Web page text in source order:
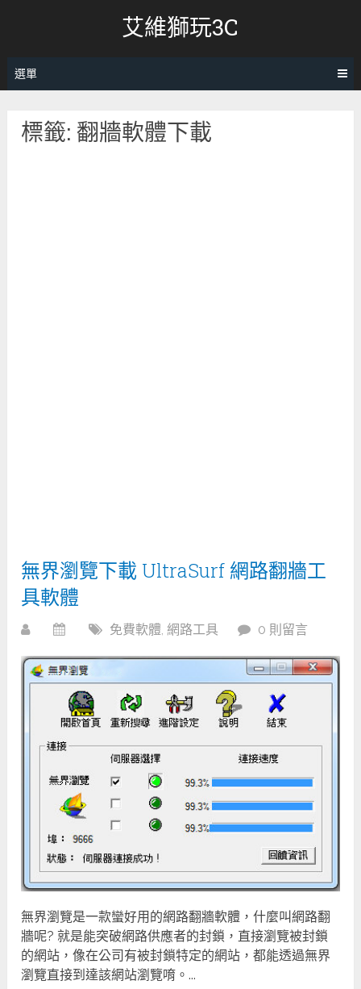
艾維獅玩3C
選單
標籤: 翻牆軟體下載
無界瀏覽下載 UltraSurf 網路翻牆工
具軟體
免費軟體, 網路工具 0 則留言
無界瀏覽是一款蠻好用的網路翻牆軟體，什麼叫網路翻
牆呢? 就是能突破網路供應者的封鎖，直接瀏覽被封鎖
的網站，像在公司有被封鎖特定的網站，都能透過無界
瀏覽直接到達該網站瀏覽唷。...